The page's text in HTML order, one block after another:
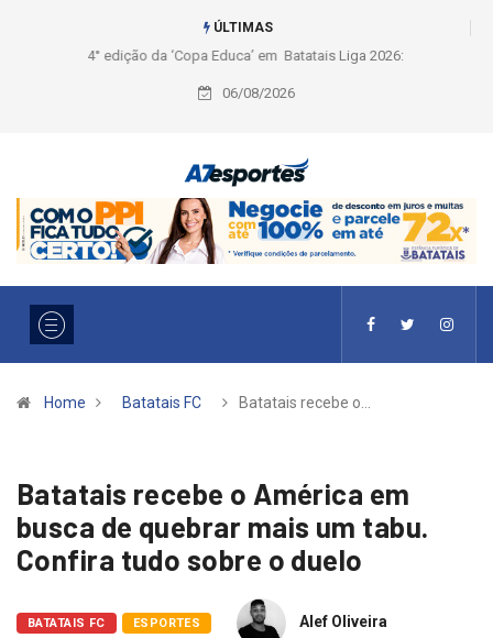
ÚLTIMAS
Liga 2026: Equipes rompem com a LABE na Série Ouro e entidade define
a 2° fase, times e formato
06/08/2026
Home Batatais FC Batatais recebe o…
Batatais recebe o América em
busca de quebrar mais um tabu.
Confira tudo sobre o duelo
BATATAIS FC ESPORTES Alef Oliveira